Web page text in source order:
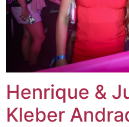
Henrique &
Kleber